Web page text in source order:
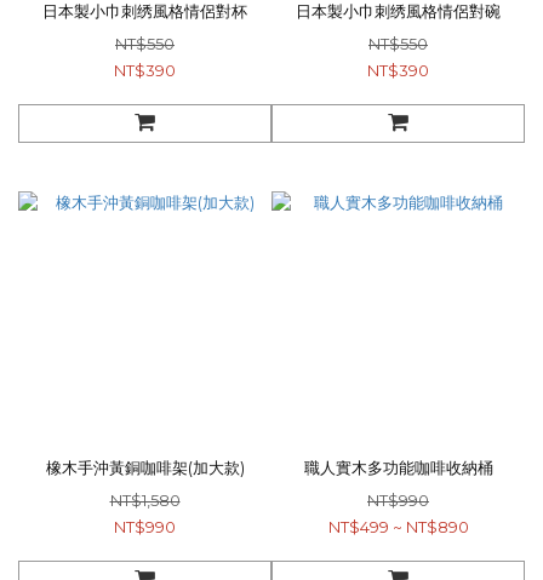
日本製小巾刺绣風格情侶對杯
NT$550
NT$390
日本製小巾刺绣風格情侶對碗
NT$550
NT$390
橡木手沖黃銅咖啡架(加大款)
NT$1,580
NT$990
職人實木多功能咖啡收納桶
NT$990
NT$499 ~ NT$890